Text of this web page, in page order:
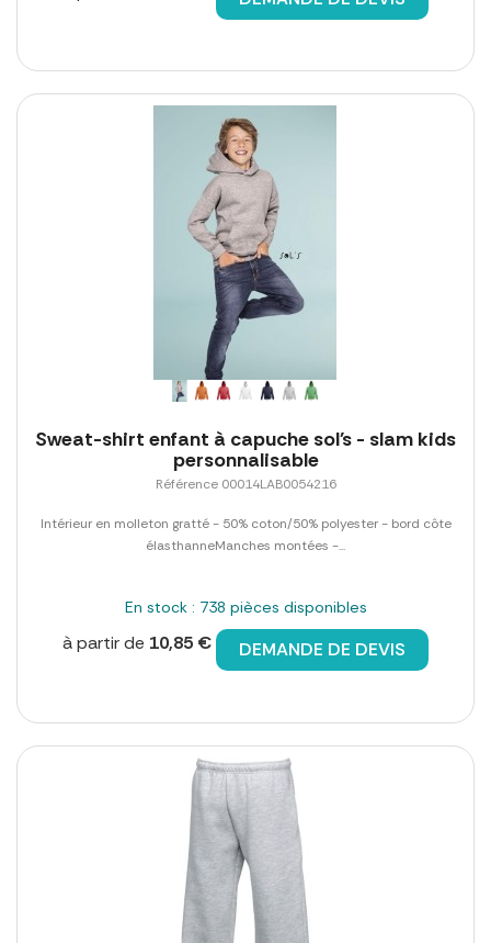
Sweat-shirt enfant à capuche sol's - slam kids
personnalisable
Référence 00014LAB0054216
Intérieur en molleton gratté - 50% coton/50% polyester - bord côte
élasthanneManches montées -...
En stock : 738 pièces disponibles
à partir de 10,85 € DEMANDE DE DEVIS